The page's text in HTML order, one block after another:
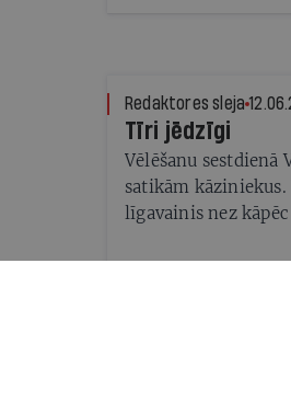
Redaktores sleja
Tīri jēdzīgi
Vēlēšanu sestdienā
satikām
līgavainis nez
izskatās tīri jēdzīgi.